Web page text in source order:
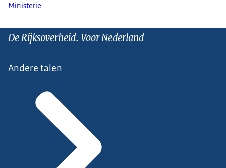
Ministerie
De Rijksoverheid. Voor Nederland
Andere talen